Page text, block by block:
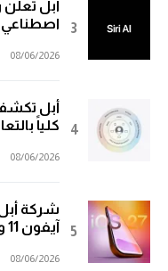
اصطناعي
08/06/2026
أبل
كلياً
08/06/2026
آيفون 11 والأحدث
08/06/2026